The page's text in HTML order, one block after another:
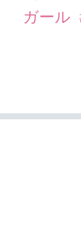
ガール